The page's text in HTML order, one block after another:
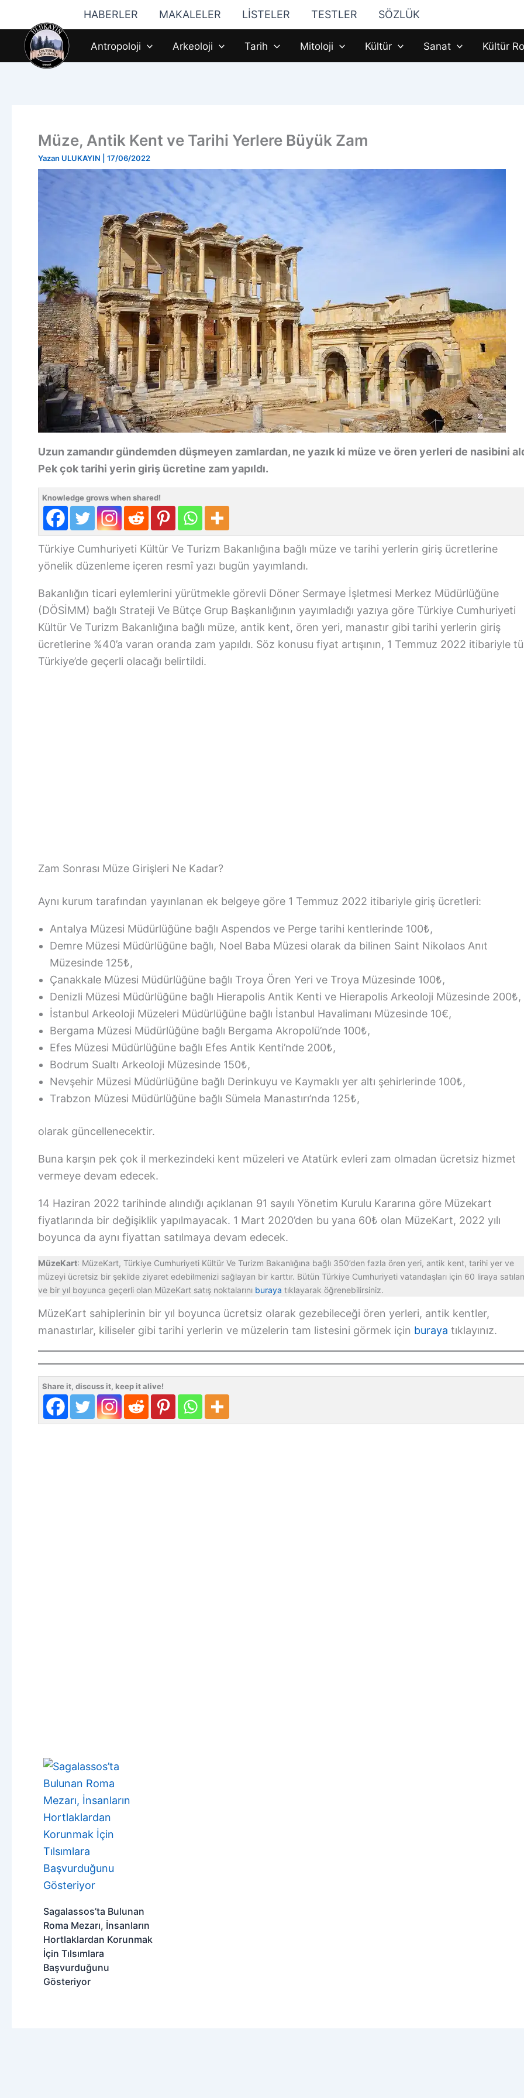
HABERLER MAKALELER LİSTELER TESTLER SÖZLÜK
Antropoloji Arkeoloji Tarih Mitoloji Kültür Sanat Kültür
Müze, Antik Kent ve Tarihi Yerlere Büyük Zam
Yazan ULUKAYIN 17/06/2022
Uzun zamandır gündemden düşmeyen zamlardan, ne yazık ki müze ve ören yerleri de nasibini
Pek çok tarihi yerin giriş ücretine zam yapıldı.
Knowledge grows when shared!
Türkiye Cumhuriyeti Kültür Ve Turizm Bakanlığına bağlı müze ve tarihi yerlerin giriş ücretlerine
yönelik düzenleme içeren resmî yazı bugün yayımlandı.
Bakanlığın ticari eylemlerini yürütmekle görevli Döner Sermaye İşletmesi Merkez Müdürlüğüne
(DÖSİMM) bağlı Strateji Ve Bütçe Grup Başkanlığının yayımladığı yazıya göre Türkiye Cumhuriyeti
Kültür Ve Turizm Bakanlığına bağlı müze, antik kent, ören yeri, manastır gibi tarihi yerlerin giriş
ücretlerine %40’a varan oranda zam yapıldı. Söz konusu fiyat artışının, 1 Temmuz 2022 itibariyle
Türkiye’de geçerli olacağı belirtildi.
Zam Sonrası Müze Girişleri Ne Kadar?
Aynı kurum tarafından yayınlanan ek belgeye göre 1 Temmuz 2022 itibariyle giriş ücretleri:
Antalya Müzesi Müdürlüğüne bağlı Aspendos ve Perge tarihi kentlerinde 100₺,
Demre Müzesi Müdürlüğüne bağlı, Noel Baba Müzesi olarak da bilinen Saint Nikolaos Anıt
Müzesinde 125₺,
Çanakkale Müzesi Müdürlüğüne bağlı Troya Ören Yeri ve Troya Müzesinde 100₺,
Denizli Müzesi Müdürlüğüne bağlı Hierapolis Antik Kenti ve Hierapolis Arkeoloji Müzesinde 200₺,
İstanbul Arkeoloji Müzeleri Müdürlüğüne bağlı İstanbul Havalimanı Müzesinde 10€,
Bergama Müzesi Müdürlüğüne bağlı Bergama Akropolü’nde 100₺,
Efes Müzesi Müdürlüğüne bağlı Efes Antik Kenti’nde 200₺,
Bodrum Sualtı Arkeoloji Müzesinde 150₺,
Nevşehir Müzesi Müdürlüğüne bağlı Derinkuyu ve Kaymaklı yer altı şehirlerinde 100₺,
Trabzon Müzesi Müdürlüğüne bağlı Sümela Manastırı’nda 125₺,
olarak güncellenecektir.
Buna karşın pek çok il merkezindeki kent müzeleri ve Atatürk evleri zam olmadan ücretsiz hizmet
vermeye devam edecek.
14 Haziran 2022 tarihinde alındığı açıklanan 91 sayılı Yönetim Kurulu Kararına göre Müzekart
fiyatlarında bir değişiklik yapılmayacak. 1 Mart 2020’den bu yana 60₺ olan MüzeKart, 2022 yılı
boyunca da aynı fiyattan satılmaya devam edecek.
MüzeKart: MüzeKart, Türkiye Cumhuriyeti Kültür Ve Turizm Bakanlığına bağlı 350’den fazla ören yeri, antik kent, tarihi yer ve
müzeyi ücretsiz bir şekilde ziyaret edebilmenizi sağlayan bir karttır. Bütün Türkiye Cumhuriyeti vatandaşları için 60 liraya satılan
ve bir yıl boyunca geçerli olan MüzeKart satış noktalarını buraya tıklayarak öğrenebilirsiniz.
MüzeKart sahiplerinin bir yıl boyunca ücretsiz olarak gezebileceği ören yerleri, antik kentler,
manastırlar, kiliseler gibi tarihi yerlerin ve müzelerin tam listesini görmek için buraya tıklayınız.
Share it, discuss it, keep it alive!
Sagalassos’ta Bulunan
Roma Mezarı, İnsanların
Hortlaklardan Korunmak
İçin Tılsımlara
Başvurduğunu
Gösteriyor